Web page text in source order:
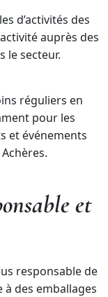
d’activités des
auprès des
le secteur.
réguliers en
pour les
et événements
et
responsable de
des emballages